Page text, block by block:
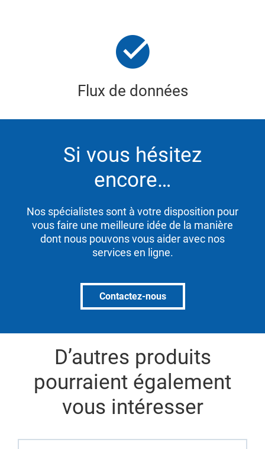
Flux de données
Si vous hésitez
encore…
Nos spécialistes sont à votre disposition pour
vous faire une meilleure idée de la manière
dont nous pouvons vous aider avec nos
services en ligne.
Contactez-nous
D’autres produits
pourraient également
vous intéresser